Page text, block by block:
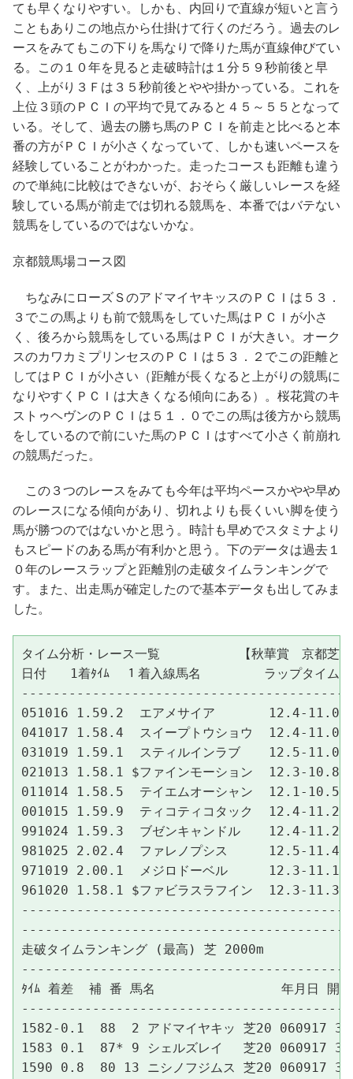
ても早くなりやすい。しかも、内回りで直線が短いと言う
こともありこの地点から仕掛けて行くのだろう。過去のレ
ースをみてもこの下りを馬なりで降りた馬が直線伸びてい
る。この１０年を見ると走破時計は１分５９秒前後と早
く、上がり３Ｆは３５秒前後とやや掛かっている。これを
上位３頭のＰＣＩの平均で見てみると４５～５５となって
いる。そして、過去の勝ち馬のＰＣＩを前走と比べると本
番の方がＰＣＩが小さくなっていて、しかも速いペースを
経験していることがわかった。走ったコースも距離も違う
ので単純に比較はできないが、おそらく厳しいレースを経
験している馬が前走では切れる競馬を、本番ではバテない
競馬をしているのではないかな。
京都競馬場コース図
ちなみにローズＳのアドマイヤキッスのＰＣＩは５３．
３でこの馬よりも前で競馬をしていた馬はＰＣＩが小さ
く、後ろから競馬をしている馬はＰＣＩが大きい。オーク
スのカワカミプリンセスのＰＣＩは５３．２でこの距離と
してはＰＣＩが小さい（距離が長くなると上がりの競馬に
なりやすくＰＣＩは大きくなる傾向にある）。桜花賞のキ
ストゥヘヴンのＰＣＩは５１．０でこの馬は後方から競馬
をしているので前にいた馬のＰＣＩはすべて小さく前崩れ
の競馬だった。
この３つのレースをみても今年は平均ペースかやや早め
のレースになる傾向があり、切れよりも長くいい脚を使う
馬が勝つのではないかと思う。時計も早めでスタミナより
もスピードのある馬が有利かと思う。下のデータは過去１
０年のレースラップと距離別の走破タイムランキングで
す。また、出走馬が確定したので基本データも出してみま
した。
タイム分析・レース一覧          【秋華賞　京都芝
日付   1着ﾀｲﾑ  １着入線馬名        ラッ
051016 1.59.2  エアメサイア　　　  12.4-
041017 1.58.4  スイープトウショウ  12.4-
031019 1.59.1  スティルインラブ　  12.5-
021013 1.58.1 $ファインモーション  12.3-
011014 1.58.5  テイエムオーシャン  12.1-
001015 1.59.9  ティコティコタック  12.4-
991024 1.59.3  ブゼンキャンドル　  12.4-
981025 2.02.4  ファレノプシス　　  12.5-
971019 2.00.1  メジロドーベル　　  12.3-
961020 1.58.1 $ファビラスラフイン  12.3-
走破タイムランキング (最高) 芝 2000m
ﾀｲﾑ 着差  補 番 馬名                年月日 開催
1582-0.1  88  2 アドマイヤキッ 芝20 060917
1583 0.1  87* 9 シェルズレイ　 芝20 060917
1590 0.8  80 13 ニシノフジムス 芝20 060917